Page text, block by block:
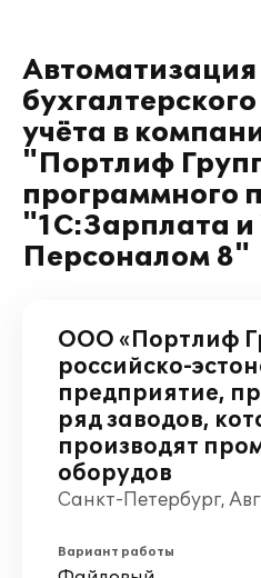
Автоматизация
учёта в
"Портлиф
программного
"1С:Зарплата
Персоналом 8"
ООО «Портлиф
российско-
предприятие,
ряд заводов,
производят
оборудов
Санкт-Петербург,
Вариант работы